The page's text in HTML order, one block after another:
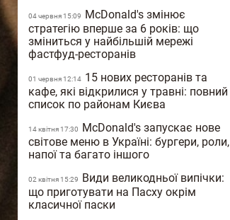
04 червня 15:09
McDonald's змінює
стратегію вперше за 6 років: що
зміниться у найбільшій мережі
фастфуд-ресторанів
01 червня 12:14 15 нових ресторанів та
кафе, які відкрилися у травні: повний
список по районам Києва
14 квiтня 17:30
McDonald's запускає нове
світове меню в Україні: бургери, роли,
напої та багато іншого
02 квiтня 15:29
Види великодньої випічки:
що приготувати на Пасху окрім
класичної паски